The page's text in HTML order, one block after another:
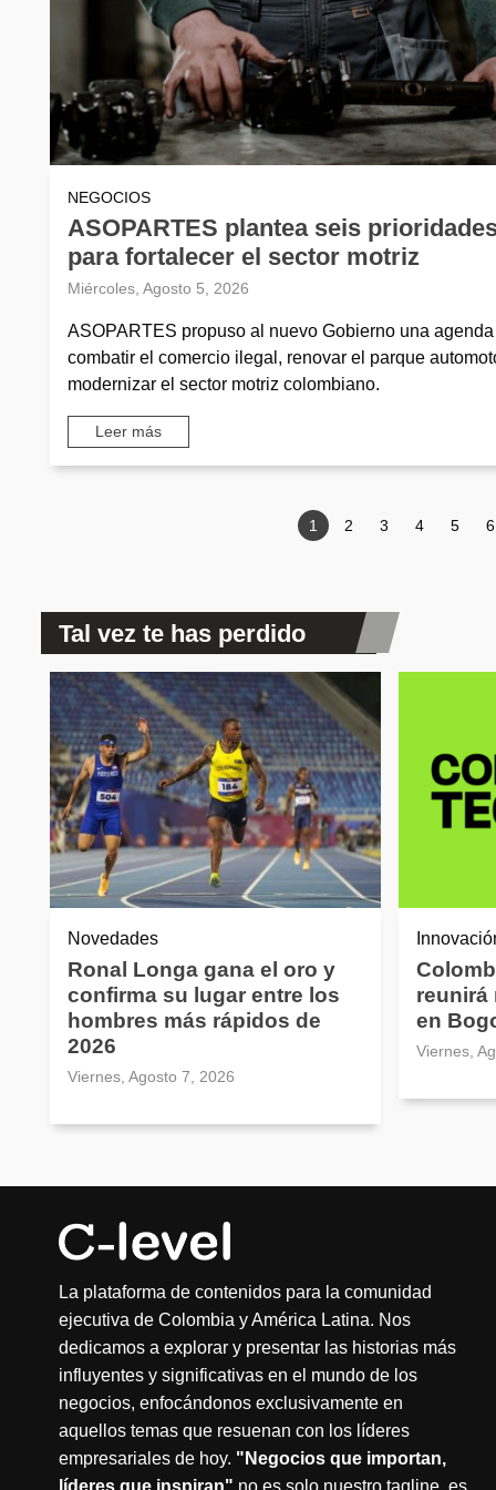
NEGOCIOS
ASOPARTES plantea seis
para fortalecer el sector motriz
Miércoles, Agosto 5, 2026
ASOPARTES propuso al nuevo Gobierno una
combatir el comercio ilegal, renovar el parque
modernizar el sector motriz colombiano.
Leer más
Página actual
1 Page
2 Page
3 Page
4 Page
5 6
Tal vez te has perdido
Novedades
Ronal Longa gana el oro y
confirma su lugar entre los
hombres más rápidos de
2026
Viernes, Agosto 7, 2026
reunirá
en
Viernes,
La plataforma de contenidos para la comunidad
ejecutiva de Colombia y América Latina. Nos
dedicamos a explorar y presentar las historias más
influyentes y significativas en el mundo de los
negocios, enfocándonos exclusivamente en
aquellos temas que resuenan con los líderes
empresariales de hoy. "Negocios que importan,